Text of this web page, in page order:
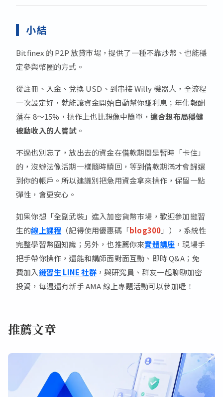
小結
Bitfinex 的 P2P 放貸市場，提供了一種不靠炒幣、也能穩
定參與幣圈的方式。
從註冊、入金、兌換 USD、到串接 Willy 機器人，全流程
一次設定好，就能讓資金開始自動幫你賺利息；年化報酬
落在 8～15%，操作上也比想像中簡單， 適合想布局穩健
被動收入的人嘗試。
不過也別忘了，放出去的資金在借款期間是暫時「卡住」
的，沒辦法像活期一樣隨時贖回，等到借款期滿才會歸還
到你的帳戶。所以建議別把急用資金拿來操作，保留一點
彈性，會更安心。
如果你想「全副武裝」進入加密貨幣市場，歡迎參加鏈習
生的線上課程 （記得使用優惠碼「blog300」），系統性
完整學習幣圈知識；另外，也推薦你來實體講座 ，現場手
把手帶你操作，還能和講師面對面互動、即時 Q&A；免
費加入鏈習生 LINE 社群，與研究員、群友一起聊聊加密
投資，每週還有新手 AMA 線上專題活動可以參加喔！
推薦文章